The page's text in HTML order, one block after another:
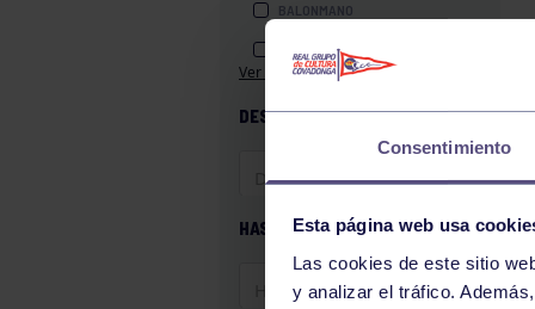
Consentimiento
Esta página web usa
Las cookies de este sitio
y analizar el tráfico.
BALONMANO
GAF
Ver más secciones
DESDE
HASTA